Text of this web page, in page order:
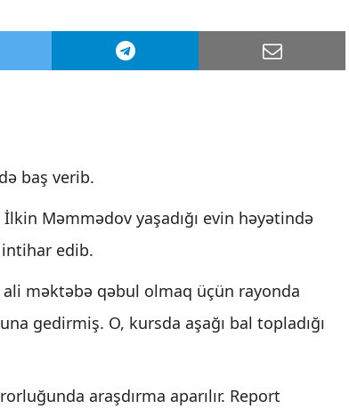
baş verib.
Məmmədov yaşadığı evin həyətində
edib.
məktəbə qəbul olmaq üçün rayonda
gedirmiş. O, kursda aşağı bal topladığı
araşdırma aparılır. Report